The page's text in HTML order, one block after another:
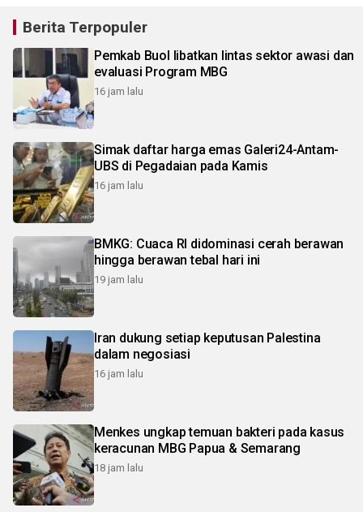
Berita Terpopuler
Pemkab Buol libatkan lintas sektor awasi dan
evaluasi Program MBG
16 jam lalu
Simak daftar harga emas Galeri24-Antam-
UBS di Pegadaian pada Kamis
16 jam lalu
BMKG: Cuaca RI didominasi cerah berawan
hingga berawan tebal hari ini
19 jam lalu
Iran dukung setiap keputusan Palestina
dalam negosiasi
16 jam lalu
Menkes ungkap temuan bakteri pada kasus
keracunan MBG Papua & Semarang
18 jam lalu